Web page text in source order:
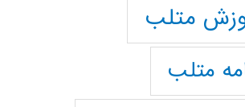
متلب
متلب